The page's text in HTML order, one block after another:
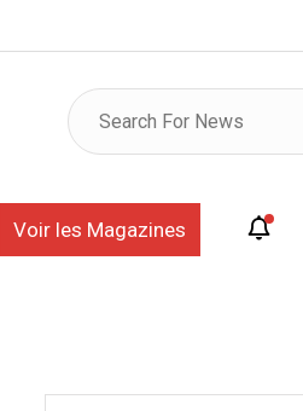
Voir les Magazines